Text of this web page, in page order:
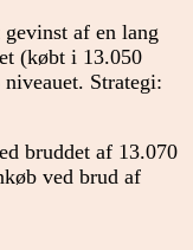
gevinst af en lang
(købt i 13.050
Strategi:
bruddet af 13.070
ved brud af